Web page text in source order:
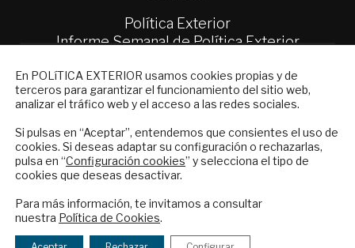
Política Exterior
Informe Semanal de Política Exterior
© 2026 - Fundación Análisis de Política
Exterior. Todos los derechos reservadosAviso
Legal|Política de Privacidad y de Cookies
Financiado por el Programa KIT Digital. Plan de
Recuperación, Transformación y Resiliencia de
España Next Generation EU.​​
En POLíTICA EXTERIOR usamos cookies propias y de
terceros para garantizar el funcionamiento del sitio web,
analizar el tráfico web y el acceso a las redes sociales.
Si pulsas en “Aceptar”, entendemos que consientes el uso de
cookies. Si deseas adaptar su configuración o rechazarlas,
pulsa en “Configuración cookies” y selecciona el tipo de
cookies que deseas desactivar.
Para más información, te invitamos a consultar
nuestra Política de Cookies.
NEWSLETTER
Suscríbase a nuestro boletín electrónico y
reciba en su correo el mejor análisis
internacional en español.
Checkbox